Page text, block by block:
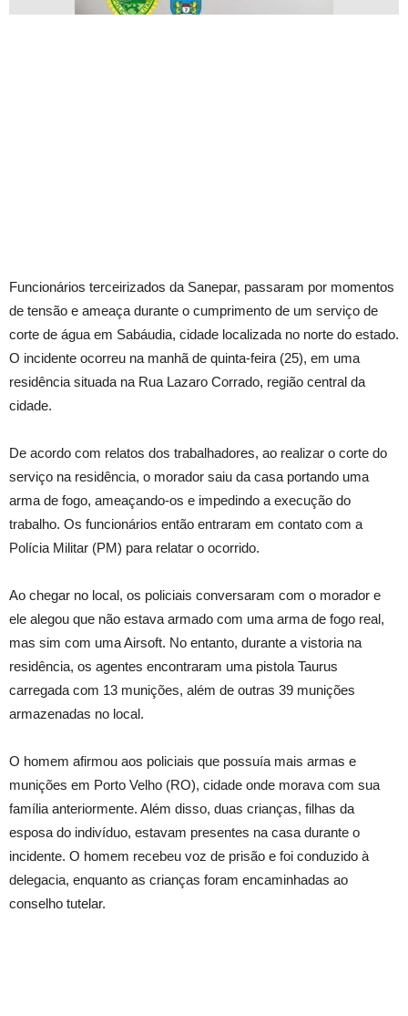
Funcionários terceirizados da Sanepar, passaram por momentos
de tensão e ameaça durante o cumprimento de um serviço de
corte de água em Sabáudia, cidade localizada no norte do estado.
O incidente ocorreu na manhã de quinta-feira (25), em uma
residência situada na Rua Lazaro Corrado, região central da
cidade.
De acordo com relatos dos trabalhadores, ao realizar o corte do
serviço na residência, o morador saiu da casa portando uma
arma de fogo, ameaçando-os e impedindo a execução do
trabalho. Os funcionários então entraram em contato com a
Polícia Militar (PM) para relatar o ocorrido.
Ao chegar no local, os policiais conversaram com o morador e
ele alegou que não estava armado com uma arma de fogo real,
mas sim com uma Airsoft. No entanto, durante a vistoria na
residência, os agentes encontraram uma pistola Taurus
carregada com 13 munições, além de outras 39 munições
armazenadas no local.
O homem afirmou aos policiais que possuía mais armas e
munições em Porto Velho (RO), cidade onde morava com sua
família anteriormente. Além disso, duas crianças, filhas da
esposa do indivíduo, estavam presentes na casa durante o
incidente. O homem recebeu voz de prisão e foi conduzido à
delegacia, enquanto as crianças foram encaminhadas ao
conselho tutelar.